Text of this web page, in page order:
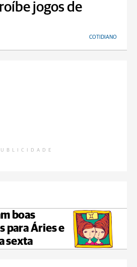
jogos de
COTIDIANO
boas
para Áries e
sexta